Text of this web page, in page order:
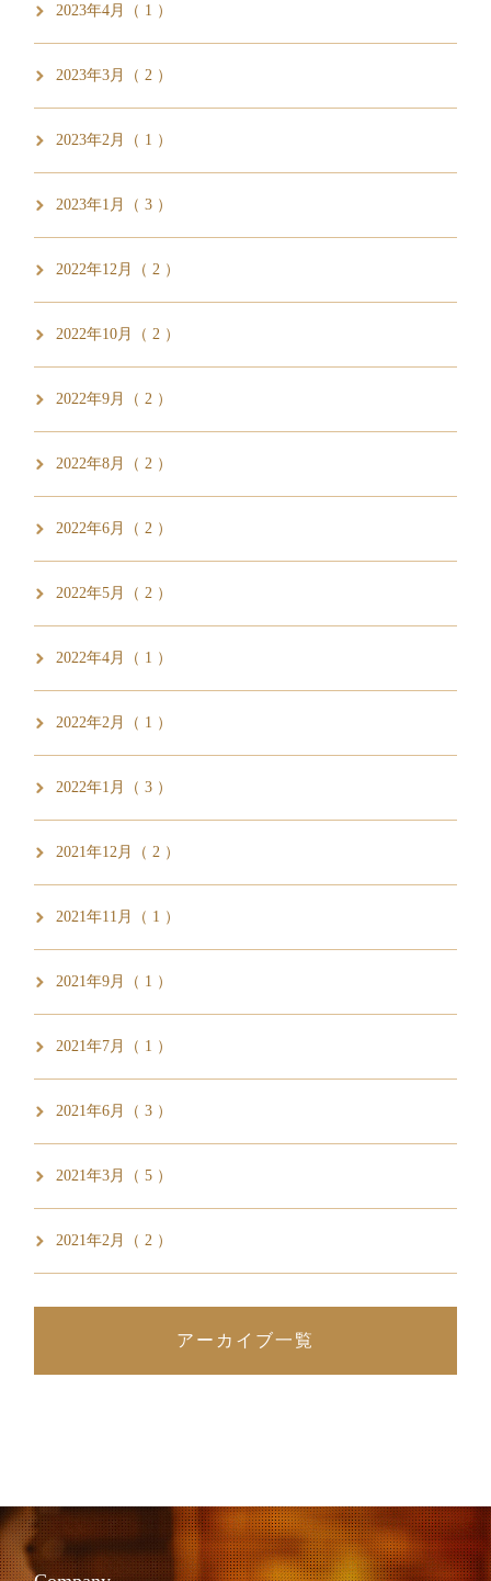
2023年4月（ 1 ）
2023年3月（ 2 ）
2023年2月（ 1 ）
2023年1月（ 3 ）
2022年12月（ 2 ）
2022年10月（ 2 ）
2022年9月（ 2 ）
2022年8月（ 2 ）
2022年6月（ 2 ）
2022年5月（ 2 ）
2022年4月（ 1 ）
2022年2月（ 1 ）
2022年1月（ 3 ）
2021年12月（ 2 ）
2021年11月（ 1 ）
2021年9月（ 1 ）
2021年7月（ 1 ）
2021年6月（ 3 ）
2021年3月（ 5 ）
2021年2月（ 2 ）
アーカイブ一覧